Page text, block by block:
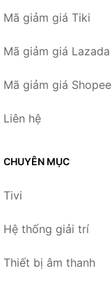
Mã giảm giá Tiki
Mã giảm giá Lazada
Mã giảm giá Shopee
Liên hệ
CHUYÊN MỤC
Tivi
Hệ thống giải trí
Thiết bị âm thanh